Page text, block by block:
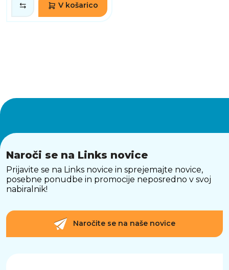
V košarico
Naroči se na Links novice
Prijavite se na Links novice in sprejemajte novice,
posebne ponudbe in promocije neposredno v svoj
nabiralnik!
Naročite se na naše novice